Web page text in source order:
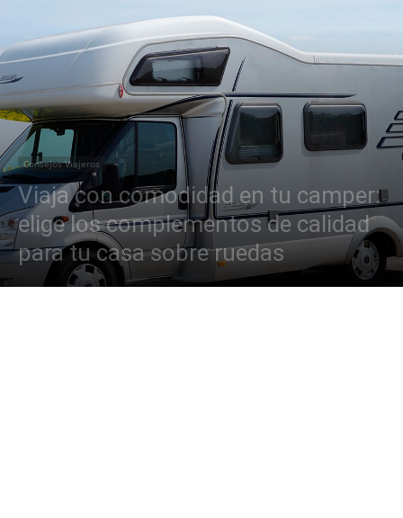
Consejos Viajeros
Viaja con comodidad en tu camper:
elige los complementos de calidad
para tu casa sobre ruedas